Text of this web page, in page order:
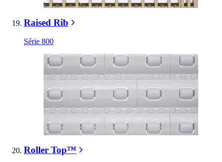
Raised Rib
Série 800
Roller Top™